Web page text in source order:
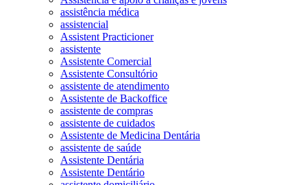
assistência médica
assistencial
Assistent Practicioner
assistente
Assistente Comercial
Assistente Consultório
assistente de atendimento
Assistente de Backoffice
assistente de compras
assistente de cuidados
Assistente de Medicina Dentária
assistente de saúde
Assistente Dentária
Assistente Dentário